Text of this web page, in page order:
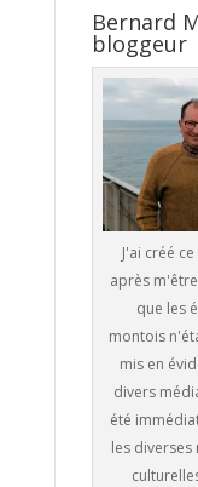
Bernard
bloggeur
J'ai créé
après
que les
montois
mis en
divers
été
les